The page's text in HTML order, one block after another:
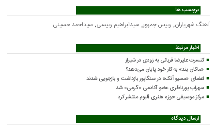
برچسب ها
آهنگ شهریاران, رییس جمهور, سیدابراهیم رییسی, سیداحمد حسینی
اخبار مرتبط
کنسرت علیرضا قربانی به زودی در شیراز
«ماکان بند» به کار خود پایان می‌دهد؟
اعضای «مسیو اَتک» در سنگاپور بازداشت و بازجویی شدند
سهراب پورناظری عضو آکادمی «گرمی» شد
مرکز موسیقی حوزه هنری آلبوم منتشر کرد
ارسال دیدگاه